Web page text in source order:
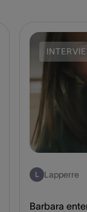
L Lapperre
Barbara